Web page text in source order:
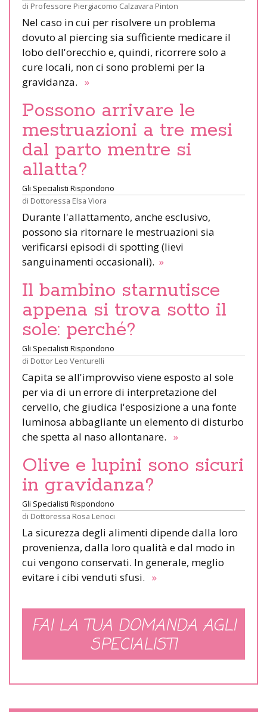
di Professore Piergiacomo Calzavara Pinton
Nel caso in cui per risolvere un problema
dovuto al piercing sia sufficiente medicare il
lobo dell'orecchio e, quindi, ricorrere solo a
cure locali, non ci sono problemi per la
gravidanza. »
Possono arrivare le
mestruazioni a tre mesi
dal parto mentre si
allatta?
Gli Specialisti Rispondono
di Dottoressa Elsa Viora
Durante l'allattamento, anche esclusivo,
possono sia ritornare le mestruazioni sia
verificarsi episodi di spotting (lievi
sanguinamenti occasionali). »
Il bambino starnutisce
appena si trova sotto il
sole: perché?
Gli Specialisti Rispondono
di Dottor Leo Venturelli
Capita se all'improvviso viene esposto al sole
per via di un errore di interpretazione del
cervello, che giudica l'esposizione a una fonte
luminosa abbagliante un elemento di disturbo
che spetta al naso allontanare. »
Olive e lupini sono sicuri
in gravidanza?
Gli Specialisti Rispondono
di Dottoressa Rosa Lenoci
La sicurezza degli alimenti dipende dalla loro
provenienza, dalla loro qualità e dal modo in
cui vengono conservati. In generale, meglio
evitare i cibi venduti sfusi. »
FAI LA TUA DOMANDA AGLI
SPECIALISTI